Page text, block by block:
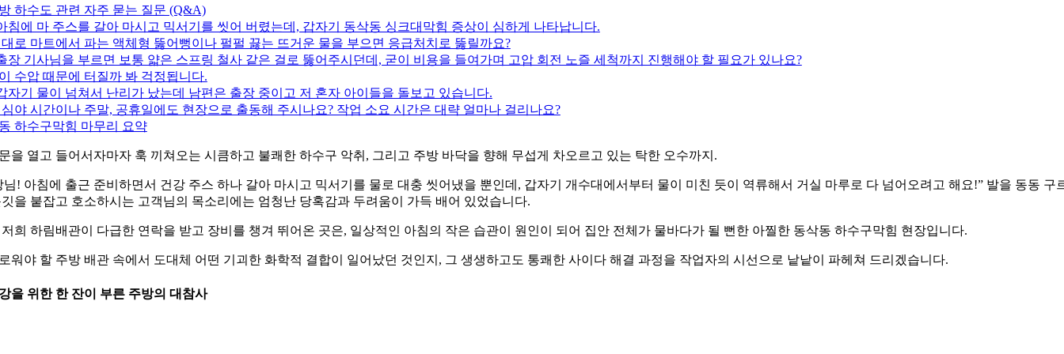
하수도 관련 자주 묻는 질문 (Q&A)
침에 마 주스를 갈아 마시고 믹서기를 씻어 버렸는데, 갑자기 동삭동 싱크대막힘 증상이 심하게 나타납니다.
로 마트에서 파는 액체형 뚫어뻥이나 펄펄 끓는 뜨거운 물을 부으면 응급처치로 뚫릴까요?
장 기사님을 부르면 보통 얇은 스프링 철사 같은 걸로 뚫어주시던데, 굳이 비용을 들여가며 고압 회전 노즐 세척까지 진행해야 할 필요가 있나요?
수압 때문에 터질까 봐 걱정됩니다.
자기 물이 넘쳐서 난리가 났는데 남편은 출장 중이고 저 혼자 아이들을 돌보고 있습니다.
야 시간이나 주말, 공휴일에도 현장으로 출동해 주시나요? 작업 소요 시간은 대략 얼마나 걸리나요?
하수구막힘 마무리 요약
을 열고 들어서자마자 훅 끼쳐오는 시큼하고 불쾌한 하수구 악취, 그리고 주방 바닥을 향해 무섭게 차오르고 있는 탁한 오수까지.
님! 아침에 출근 준비하면서 건강 주스 하나 갈아 마시고 믹서기를 물로 대충 씻어냈을 뿐인데, 갑자기 개수대에서부터 물이 미친 듯이 역류해서 거실 마루로 다 넘어오려고 해요!” 발을 동동 구
을 붙잡고 호소하시는 고객님의 목소리에는 엄청난 당혹감과 두려움이 가득 배어 있었습니다.
희 하림배관이 다급한 연락을 받고 장비를 챙겨 뛰어온 곳은, 일상적인 아침의 작은 습관이 원인이 되어 집안 전체가 물바다가 될 뻔한 아찔한 동삭동 하수구막힘 현장입니다.
워야 할 주방 배관 속에서 도대체 어떤 기괴한 화학적 결합이 일어났던 것인지, 그 생생하고도 통쾌한 사이다 해결 과정을 작업자의 시선으로 낱낱이 파헤쳐 드리겠습니다.
을 위한 한 잔이 부른 주방의 대참사